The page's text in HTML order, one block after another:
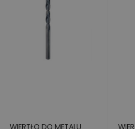
WIERTŁO DO METALU